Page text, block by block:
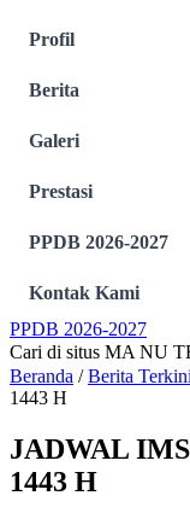
Profil
Berita
Galeri
Prestasi
PPDB 2026-2027
Kontak Kami
PPDB 2026-2027
Cari di situs MA NU
Beranda / Berita Terkini
1443 H
JADWAL
1443 H